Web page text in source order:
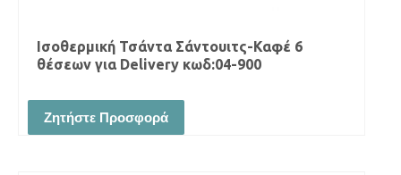
Ισοθερμική Τσάντα Σάντουιτς-Καφέ 6
θέσεων για Delivery κωδ:04-900
Ζητήστε Προσφορά